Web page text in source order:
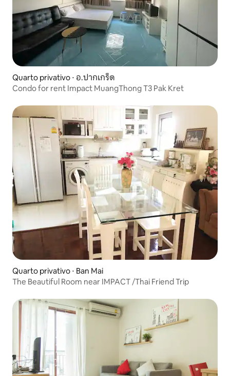
Quarto privativo ⋅ อ.ปากเกร็ด
Condo for rent Impact MuangThong T3 Pak Kret
Quarto privativo ⋅ Ban Mai
The Beautiful Room near IMPACT /Thai Friend Trip